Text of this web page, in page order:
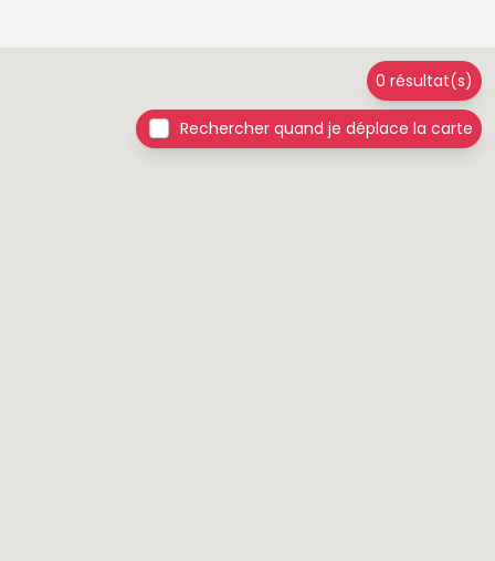
0 résultat(s)
Rechercher quand je déplace la carte